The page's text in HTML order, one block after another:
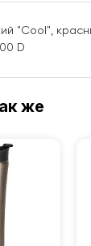
"Cool",
D
же